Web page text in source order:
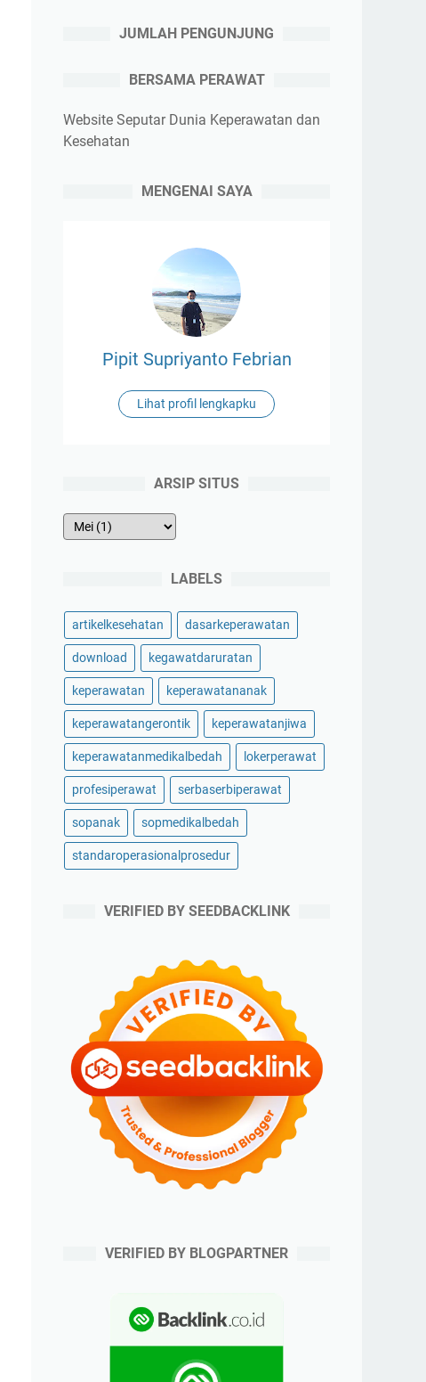
JUMLAH PENGUNJUNG
BERSAMA PERAWAT
Website Seputar Dunia Keperawatan dan
Kesehatan
MENGENAI SAYA
Pipit Supriyanto Febrian
Lihat profil lengkapku
ARSIP SITUS
LABELS
artikelkesehatan dasarkeperawatan
download kegawatdaruratan
keperawatan keperawatananak
keperawatangerontik keperawatanjiwa
keperawatanmedikalbedah lokerperawat
profesiperawat serbaserbiperawat
sopanak sopmedikalbedah
standaroperasionalprosedur
VERIFIED BY SEEDBACKLINK
VERIFIED BY BLOGPARTNER